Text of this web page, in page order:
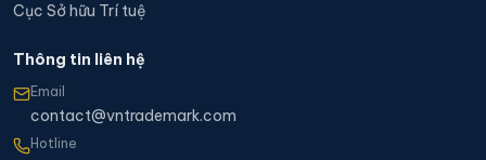
Cục Sở hữu Trí tuệ
Thông tin liên hệ
Email
contact@vntrademark.com
Hotline